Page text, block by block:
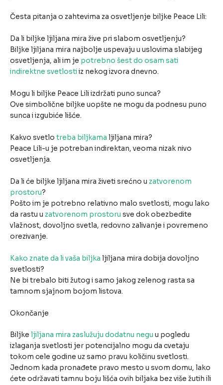
Česta pitanja o zahtevima za osvetljenje biljke Peace Lili:
Da li biljke ljiljana mira žive pri slabom osvetljenju?
Biljke ljiljana mira najbolje uspevaju u uslovima slabijeg
osvetljenja, ali im je potrebno šest do osam sati
indirektne svetlostiiz nekog izvora dnevno.
Mogu li biljke Peace Lili izdržati puno sunca?
Ove simbolične biljke uopšte ne mogu da podnesu puno
sunca i izgubiće lišće.
Kakvo svetlo treba biljkama ljiljana mira?
Peace Lili-u je potreban indirektan, veoma nizak nivo
osvetljenja.
Da li će biljke ljiljana mira živeti srećno u zatvorenom
prostoru?
Pošto im je potrebno relativno malo svetlosti, mogu lako
da rastu u zatvorenom prostoru sve dok obezbedite
vlažnost, dovoljno svetla, redovno zalivanje i povremeno
orezivanje.
Kako znate da li vaša biljka ljiljana mira dobija dovoljno
svetlosti?
Ne bi trebalo biti žutog i samo jakog zelenog rasta sa
tamnom sjajnom bojom listova.
Okončanje
Biljke ljiljana mira zaslužuju dodatnu negu u pogledu
izlaganja svetlosti jer potencijalno mogu da cvetaju
tokom cele godine uz samo pravu količinu svetlosti.
Jednom kada pronađete pravo mesto u svom domu, lako
ćete održavati tamnu boju lišća ovih biljaka bez više žutih ili